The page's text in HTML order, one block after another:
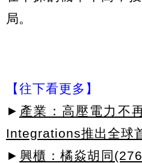
局。
【往下看更多】
► 產業：高壓電力不
Integrations推出全球
► 興櫃：橘焱胡同